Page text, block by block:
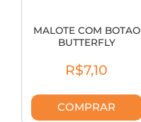
MALOTE COM BOTAO
BUTTERFLY
5630
R$7,10
COMPRAR